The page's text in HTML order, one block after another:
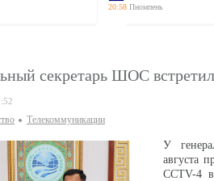
20:58 Пномпень
секретарь ШОС
Телекоммуникации
У
августа
CCTV-4